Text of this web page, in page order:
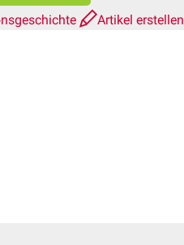
Artikel erstellen